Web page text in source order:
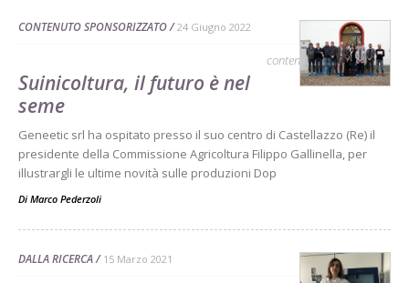
CONTENUTO SPONSORIZZATO 24 Giugno 2022
contenuto sponsorizzato
Suinicoltura, il futuro è nel
seme
Geneetic srl ha ospitato presso il suo centro di Castellazzo (Re) il
presidente della Commissione Agricoltura Filippo Gallinella, per
illustrargli le ultime novità sulle produzioni Dop
Di Marco Pederzoli
DALLA RICERCA 15 Marzo 2021